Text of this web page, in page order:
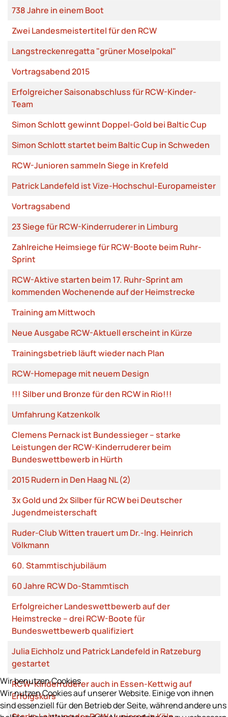
738 Jahre in einem Boot
Zwei Landesmeistertitel für den RCW
Langstreckenregatta "grüner Moselpokal"
Vortragsabend 2015
Erfolgreicher Saisonabschluss für RCW-Kinder-
Team
Simon Schlott gewinnt Doppel-Gold bei Baltic Cup
Simon Schlott startet beim Baltic Cup in Schweden
RCW-Junioren sammeln Siege in Krefeld
Patrick Landefeld ist Vize-Hochschul-Europameister
Vortragsabend
23 Siege für RCW-Kinderruderer in Limburg
Zahlreiche Heimsiege für RCW-Boote beim Ruhr-
Sprint
RCW-Aktive starten beim 17. Ruhr-Sprint am
kommenden Wochenende auf der Heimstrecke
Training am Mittwoch
Neue Ausgabe RCW-Aktuell erscheint in Kürze
Trainingsbetrieb läuft wieder nach Plan
RCW-Homepage mit neuem Design
!!! Silber und Bronze für den RCW in Rio!!!
Umfahrung Katzenkolk
Clemens Pernack ist Bundessieger – starke
Leistungen der RCW-Kinderruderer beim
Bundeswettbewerb in Hürth
2015 Rudern in Den Haag NL (2)
3x Gold und 2x Silber für RCW bei Deutscher
Jugendmeisterschaft
Ruder-Club Witten trauert um Dr.-Ing. Heinrich
Völkmann
60. Stammtischjubiläum
60 Jahre RCW Do-Stammtisch
Erfolgreicher Landeswettbewerb auf der
Heimstrecke – drei RCW-Boote für
Bundeswettbewerb qualifiziert
Julia Eichholz und Patrick Landefeld in Ratzeburg
gestartet
RCW-Kinderruderer auch in Essen-Kettwig auf
Erfolgskurs
Wir benutzen Cookies
Wir nutzen Cookies auf unserer Website. Einige von ihnen
sind essenziell für den Betrieb der Seite, während andere uns